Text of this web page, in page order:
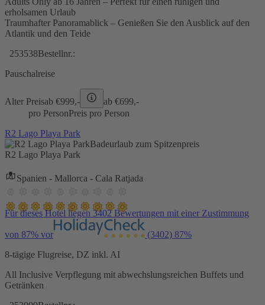
erholsamen Urlaub
Traumhafter Panoramablick – Genießen Sie den Ausblick auf den
Atlantik und den Teide
253538Bestellnr.:
Pauschalreise
Alter Preisab €999,- ab €699,-
pro PersonPreis pro Person
R2 Lago Playa Park
Badeurlaub zum Spitzenpreis
R2 Lago Playa Park
Spanien - Mallorca - Cala Ratjada
Für dieses Hotel liegen 3402 Bewertungen mit einer Zustimmung
von 87% vor (3402) 87%
8-tägige Flugreise, DZ inkl. AI
All Inclusive Verpflegung mit abwechslungsreichen Buffets und
Getränken